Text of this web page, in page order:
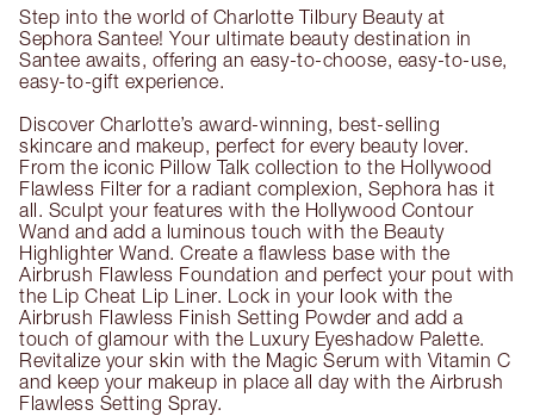
Step into the world of Charlotte Tilbury Beauty at
Sephora Santee! Your ultimate beauty destination in
Santee awaits, offering an easy-to-choose, easy-to-use,
easy-to-gift experience.
Discover Charlotte’s award-winning, best-selling
skincare and makeup, perfect for every beauty lover.
From the iconic Pillow Talk collection to the Hollywood
Flawless Filter for a radiant complexion, Sephora has it
all. Sculpt your features with the Hollywood Contour
Wand and add a luminous touch with the Beauty
Highlighter Wand. Create a flawless base with the
Airbrush Flawless Foundation and perfect your pout with
the Lip Cheat Lip Liner. Lock in your look with the
Airbrush Flawless Finish Setting Powder and add a
touch of glamour with the Luxury Eyeshadow Palette.
Revitalize your skin with the Magic Serum with Vitamin C
and keep your makeup in place all day with the Airbrush
Flawless Setting Spray.